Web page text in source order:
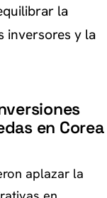
la
inversores y la
en Corea
aplazar la